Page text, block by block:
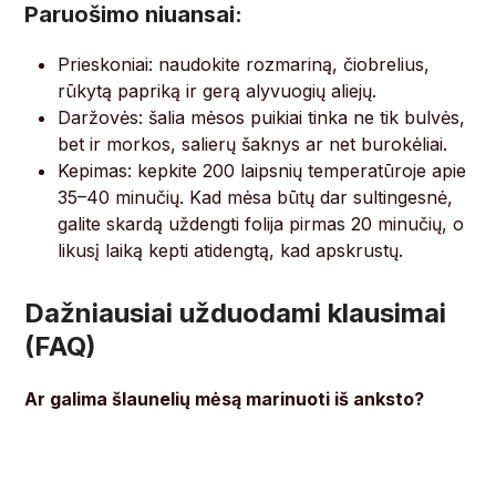
Paruošimo niuansai:
Prieskoniai: naudokite rozmariną, čiobrelius,
rūkytą papriką ir gerą alyvuogių aliejų.
Daržovės: šalia mėsos puikiai tinka ne tik bulvės,
bet ir morkos, salierų šaknys ar net burokėliai.
Kepimas: kepkite 200 laipsnių temperatūroje apie
35–40 minučių. Kad mėsa būtų dar sultingesnė,
galite skardą uždengti folija pirmas 20 minučių, o
likusį laiką kepti atidengtą, kad apskrustų.
Dažniausiai užduodami klausimai
(FAQ)
Ar galima šlaunelių mėsą marinuoti iš anksto?